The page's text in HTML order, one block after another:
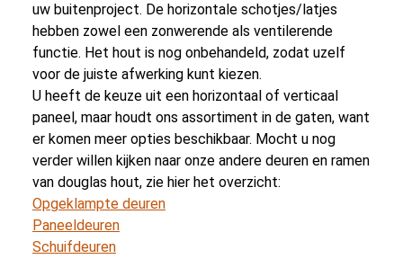
uw buitenproject. De horizontale schotjes/latjes
hebben zowel een zonwerende als ventilerende
functie. Het hout is nog onbehandeld, zodat uzelf
voor de juiste afwerking kunt kiezen.
U heeft de keuze uit een horizontaal of verticaal
paneel, maar houdt ons assortiment in de gaten, want
er komen meer opties beschikbaar. Mocht u nog
verder willen kijken naar onze andere deuren en ramen
van douglas hout, zie hier het overzicht:
Opgeklampte deuren
Paneeldeuren
Schuifdeuren